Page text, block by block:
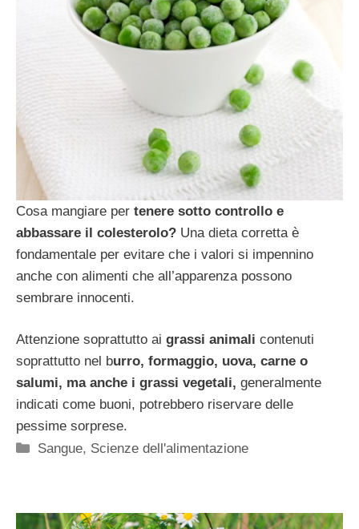
Cosa mangiare per tenere sotto controllo e
abbassare il colesterolo? Una dieta corretta è
fondamentale per evitare che i valori si impennino
anche con alimenti che all’apparenza possono
sembrare innocenti.
Attenzione soprattutto ai grassi animali contenuti
soprattutto nel burro, formaggio, uova, carne o
salumi, ma anche i grassi vegetali, generalmente
indicati come buoni, potrebbero riservare delle
pessime sorprese.
Categorie
Sangue, Scienze dell'alimentazione